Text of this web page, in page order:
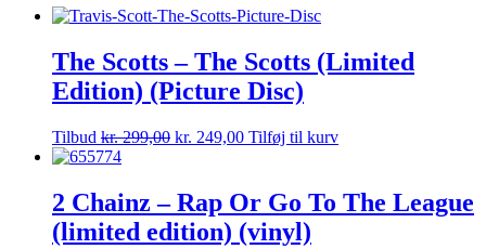
The Scotts – The Scotts (Limited
Edition) (Picture Disc)
Tilbud kr.299,00 kr. 249,00 Tilføj til kurv
2 Chainz – Rap Or Go To The League
(limited edition) (vinyl)